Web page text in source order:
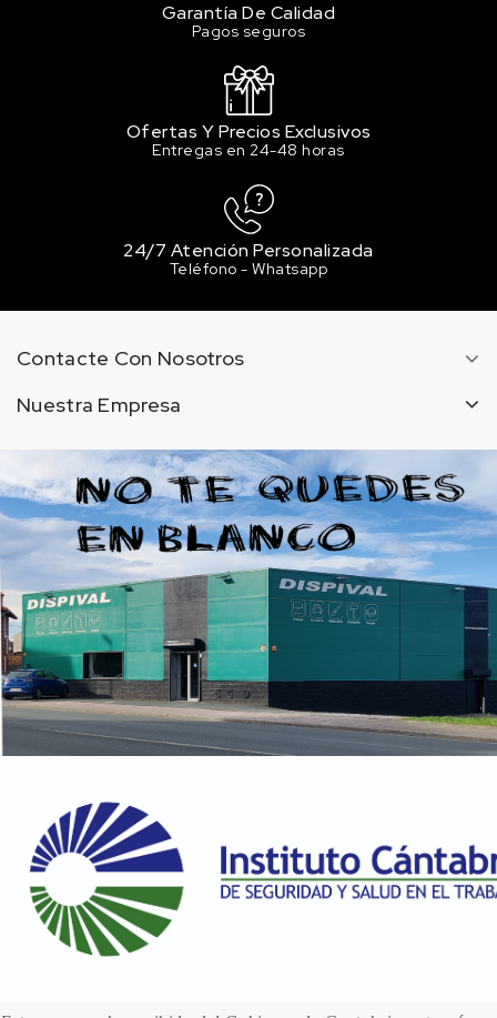
Garantía De Calidad
Pagos seguros
Ofertas Y Precios Exclusivos
Entregas en 24-48 horas
24/7 Atención Personalizada
Teléfono - Whatsapp
Contacte Con Nosotros
Nuestra Empresa